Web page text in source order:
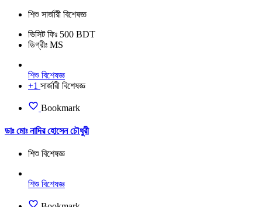
শিশু সার্জারী বিশেষজ্ঞ
ভিসিট ফিঃ 500 BDT
ডিগ্রীঃ MS
শিশু বিশেষজ্ঞ
+1 সার্জারী বিশেষজ্ঞ
Bookmark
ডাঃ মোঃ নাদির হোসেন চৌধুরী
শিশু বিশেষজ্ঞ
শিশু বিশেষজ্ঞ